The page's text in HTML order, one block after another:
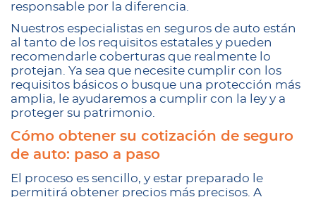
responsable por la diferencia.
Nuestros especialistas en seguros de auto están
al tanto de los requisitos estatales y pueden
recomendarle coberturas que realmente lo
protejan. Ya sea que necesite cumplir con los
requisitos básicos o busque una protección más
amplia, le ayudaremos a cumplir con la ley y a
proteger su patrimonio.
Cómo obtener su cotización de seguro
de auto: paso a paso
El proceso es sencillo, y estar preparado le
permitirá obtener precios más precisos. A